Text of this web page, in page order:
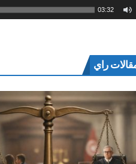
03:32
راي